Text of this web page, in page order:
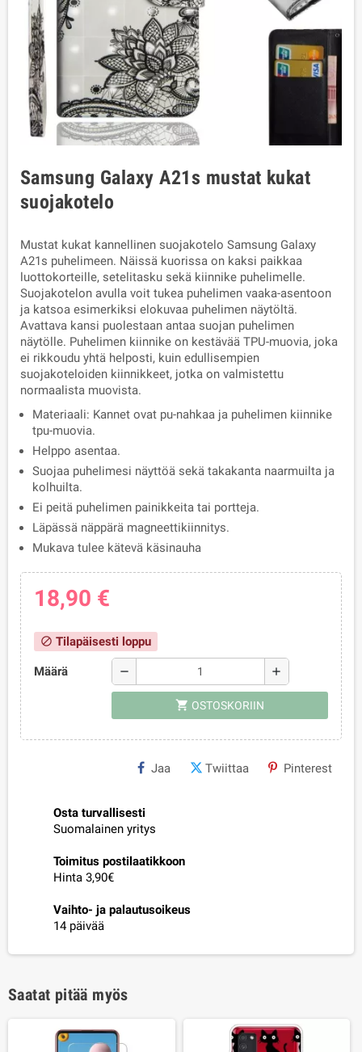
Samsung Galaxy A21s mustat kukat
suojakotelo
Mustat kukat kannellinen suojakotelo Samsung Galaxy
A21s puhelimeen. Näissä kuorissa on kaksi paikkaa
luottokorteille, setelitasku sekä kiinnike puhelimelle.
Suojakotelon avulla voit tukea puhelimen vaaka-asentoon
ja katsoa esimerkiksi elokuvaa puhelimen näytöltä.
Avattava kansi puolestaan antaa suojan puhelimen
näytölle. Puhelimen kiinnike on kestävää TPU-muovia, joka
ei rikkoudu yhtä helposti, kuin edullisempien
suojakoteloiden kiinnikkeet, jotka on valmistettu
normaalista muovista.
Materiaali: Kannet ovat pu-nahkaa ja puhelimen kiinnike
tpu-muovia.
Helppo asentaa.
Suojaa puhelimesi näyttöä sekä takakanta naarmuilta ja
kolhuilta.
Ei peitä puhelimen painikkeita tai portteja.
Läpässä näppärä magneettikiinnitys.
Mukava tulee kätevä käsinauha
18,90 €
block Tilapäisesti loppu
Määrä remove add
shopping_cart OSTOSKORIIN
Jaa Twiittaa Pinterest
Osta turvallisesti
Suomalainen yritys
Toimitus postilaatikkoon
Hinta 3,90€
Vaihto- ja palautusoikeus
14 päivää
Saatat pitää myös